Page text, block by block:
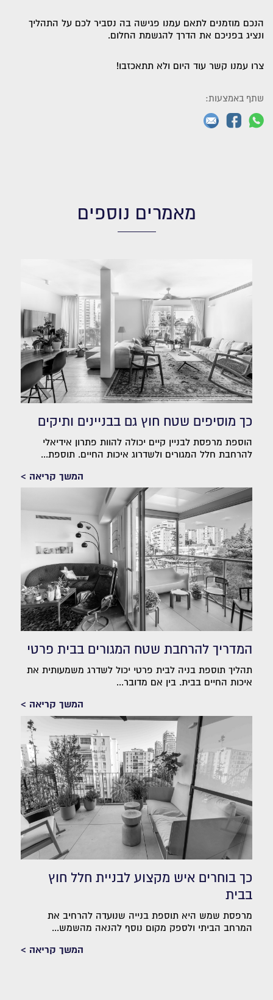
הנכם מוזמנים לתאם עמנו פגישה בה נסביר לכם על התהליך
ונציג בפניכם את הדרך להגשמת החלום.
צרו עמנו קשר עוד היום ולא תתאכזבו!
שתף באמצעות:
מאמרים נוספים
כך מוסיפים שטח חוץ גם בבניינים ותיקים
הוספת מרפסת לבניין קיים יכולה להוות פתרון אידיאלי
להרחבת חלל המגורים ולשדרוג איכות החיים. תוספת...
המשך קריאה >
המדריך להרחבת שטח המגורים בבית פרטי
תהליך תוספת בניה לבית פרטי יכול לשדרג משמעותית את
איכות החיים בבית. בין אם מדובר...
המשך קריאה >
כך בוחרים איש מקצוע לבניית חלל חוץ
בבית
מרפסת שמש היא תוספת בנייה שנועדה להרחיב את
המרחב הביתי ולספק מקום נוסף להנאה מהשמש...
המשך קריאה >